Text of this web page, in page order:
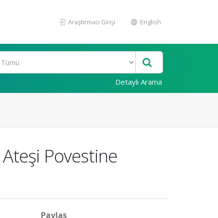
Araştırmacı Girişi English
Detaylı Arama
Povestine
Paylaş